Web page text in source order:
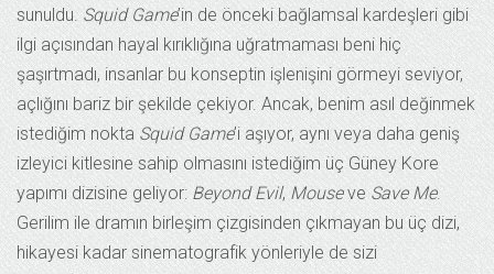
sunuldu. Squid Game’in de önceki bağlamsal kardeşleri gibi
ilgi açısından hayal kırıklığına uğratmaması beni hiç
şaşırtmadı, insanlar bu konseptin işlenişini görmeyi seviyor,
açlığını bariz bir şekilde çekiyor. Ancak, benim asıl değinmek
istediğim nokta Squid Game’i aşıyor, aynı veya daha geniş
izleyici kitlesine sahip olmasını istediğim üç Güney Kore
yapımı dizisine geliyor: Beyond Evil, Mouseve Save Me.
Gerilim ile dramın birleşim çizgisinden çıkmayan bu üç dizi,
hikayesi kadar sinematografik yönleriyle de sizi